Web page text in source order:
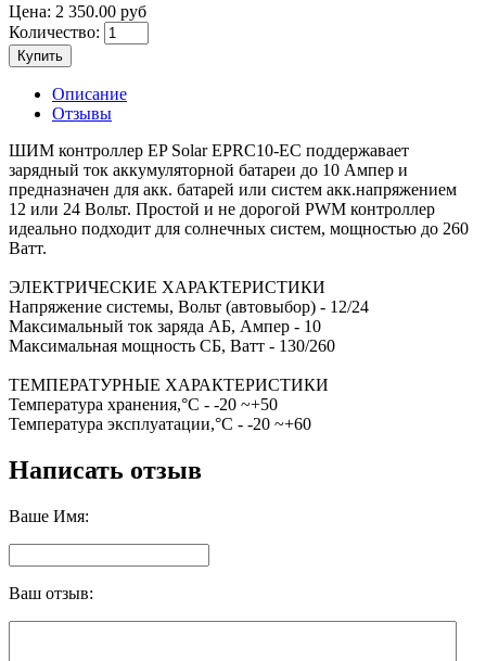
Цена: 2 350.00 руб
Количество:
Купить
Описание
Отзывы
ШИМ контроллер EP Solar EPRC10-EC поддержавает
зарядный ток аккумуляторной батареи до 10 Ампер и
предназначен для акк. батарей или систем акк.напряжением
12 или 24 Вольт. Простой и не дорогой PWM контроллер
идеально подходит для солнечных систем, мощностью до 260
Ватт.
ЭЛЕКТРИЧЕСКИЕ ХАРАКТЕРИСТИКИ
Напряжение системы, Вольт (автовыбор) - 12/24
Максимальный ток заряда АБ, Ампер - 10
Максимальная мощность СБ, Ватт - 130/260
ТЕМПЕРАТУРНЫЕ ХАРАКТЕРИСТИКИ
Температура хранения,°C - -20 ~+50
Температура эксплуатации,°C - -20 ~+60
Написать отзыв
Ваше Имя:
Ваш отзыв: